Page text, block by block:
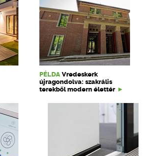
PÉLDA Vredeskerk
újragondolva: szakrális
terekből modern élettér